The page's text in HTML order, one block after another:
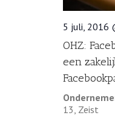
5 juli, 2016
OHZ:
een
13, Zeist